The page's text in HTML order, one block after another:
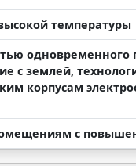
температуры
одновременного
с землей,
корпусам
с